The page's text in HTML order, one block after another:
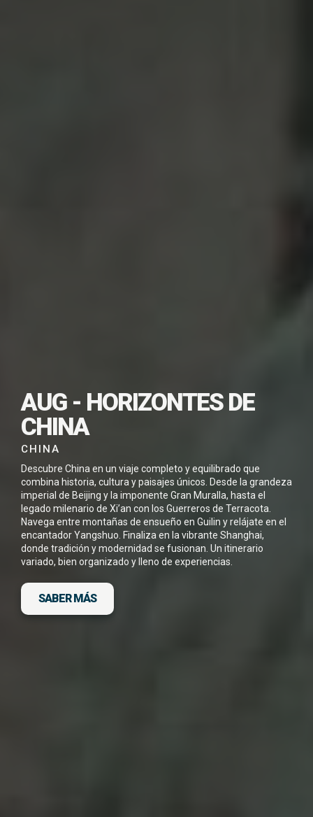
AUG - HORIZONTES DE
CHINA
CHINA
Descubre China en un viaje completo y equilibrado que
combina historia, cultura y paisajes únicos. Desde la grandeza
imperial de Beijing y la imponente Gran Muralla, hasta el
legado milenario de Xi’an con los Guerreros de Terracota.
Navega entre montañas de ensueño en Guilin y relájate en el
encantadorYangshuo . Finaliza en la vibrante Shanghai,
donde tradición y modernidad se fusionan. Un itinerario
variado, bien organizado y lleno de experiencias.
SABER MÁS
DESCARGAR ESTE
VIAJE EN PDF
He leído y acepto la
Política de Privacidad